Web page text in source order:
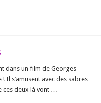
dans un film de Georges
! Il s’amusent avec des sabres
ces deux là vont …